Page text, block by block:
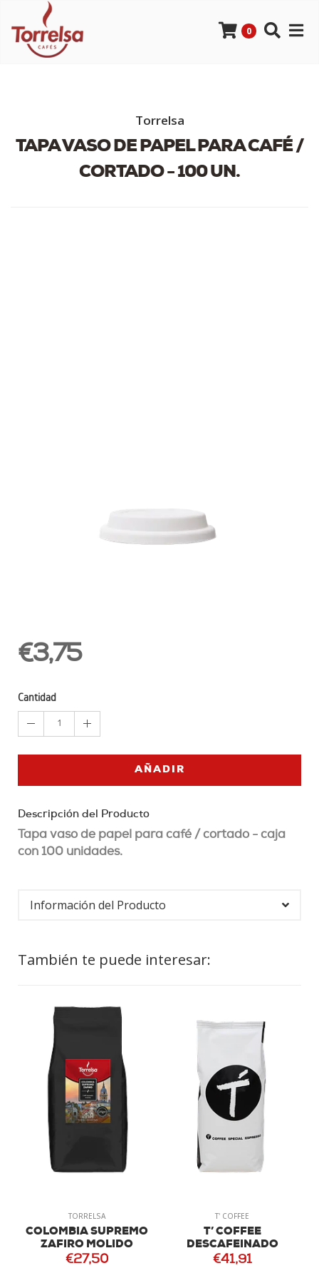
0
Torrelsa
TAPA VASO DE PAPEL PARA CAFÉ /
CORTADO - 100 UN.
€3,75
Cantidad
1
AÑADIR
Descripción del Producto
Tapa vaso de papel para café / cortado - caja
con 100 unidades.
Información del Producto
También te puede interesar:
TORRELSA
COLOMBIA SUPREMO
ZAFIRO MOLIDO
€27,50
T' COFFEE
T’ COFFEE
DESCAFEINADO
€41,91